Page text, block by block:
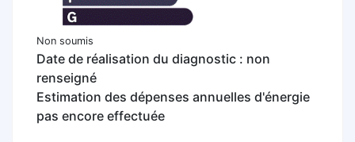
Non soumis
Date de réalisation du diagnostic : non
renseigné
Estimation des dépenses annuelles d'énergie
pas encore effectuée